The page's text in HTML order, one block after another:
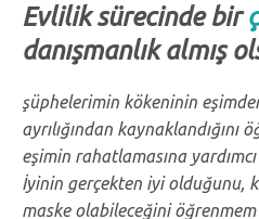
Evlilik sürecinde bir
danışmanlık almış
şüphelerimin kökeninin
ayrılığından kaynaklandığını
eşimin rahatlamasına
İyinin gerçekten iyi olduğunu,
maske olabileceğini